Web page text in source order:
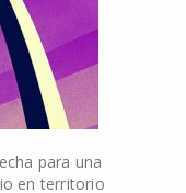
para una
en territorio